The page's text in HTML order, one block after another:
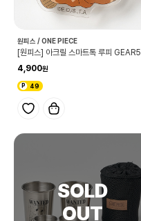
원피스 / ONE PIECE
[원피스] 아크릴 스마트톡 루피 GEAR5
4,900
49